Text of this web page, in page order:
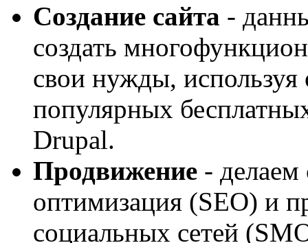
Создание сайта -
создать
свои нужды,
популярных
Drupal.
Продвижение - делаем
оптимизация (SEO) и
социальных сетей